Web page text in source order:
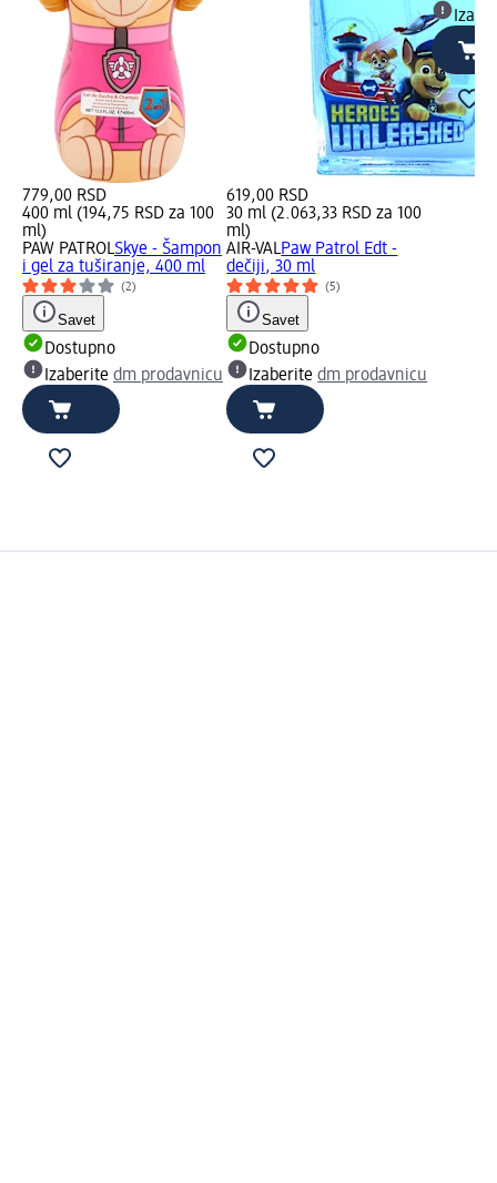
779,00 RSD
400 ml (194,75 RSD za 100
ml)
PAW PATROLSkye - Šampon
i gel za tuširanje, 400 ml
(2)
Savet
Dostupno
Izaberite dm prodavnicu
619,00 RSD
30 ml (2.063,33 RSD za 100
ml)
AIR-VALPaw Patrol Edt -
dečiji, 30 ml
(5)
Savet
Dostupno
Izaberitedm prodavnicu